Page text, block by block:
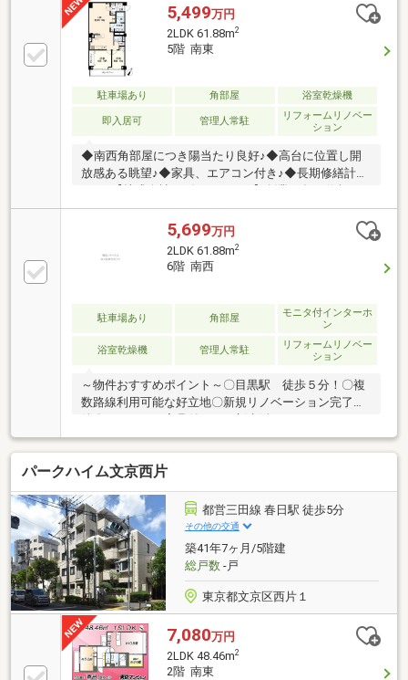
5,499万円
2LDK 61.88m2
5階 南東
駐車場あり 角部屋 浴室乾燥機
即入居可 管理人常駐
リフォームリノベー
ション
◆南西角部屋につき陽当たり良好♪◆高台に位置し開
放感ある眺望♪◆家具、エアコン付き♪◆長期修繕計画
未公開情報多数のリビングライフがご紹介します。宅
建士×FP×住宅ローンアドバイザーの資格を併せ持つ
『ライフ・エキスパート・プランナー』がお客様の老
後も見据えたライフプランを無料作成。お気軽にご相
5,699万円
2LDK 61.88m2
6階 南西
駐車場あり 角部屋
モニタ付インターホ
ン
浴室乾燥機 管理人常駐
リフォームリノベー
ション
～物件おすすめポイント～〇目黒駅 徒歩５分！〇複
数路線利用可能な好立地〇新規リノベーション完了物
〇南西角部屋！陽当たり・通風良好〇食洗機・浴室乾
燥機付き！設備充実〇長期修繕計画有！管理体制良好
赤色の見学予約ボタンから最短２分で完了！お気軽に
お問合せください！
パークハイム文京西片
都営三田線 春日駅 徒歩5分
その他の交通
築41年7ヶ月/5階建
総戸数-戸
東京都文京区西片１
7,080万円
2LDK 48.46m2
2階 南東